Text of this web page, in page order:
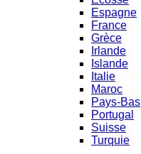
Espagne
France
Grèce
Irlande
Islande
Italie
Maroc
Pays-Bas
Portugal
Suisse
Turquie